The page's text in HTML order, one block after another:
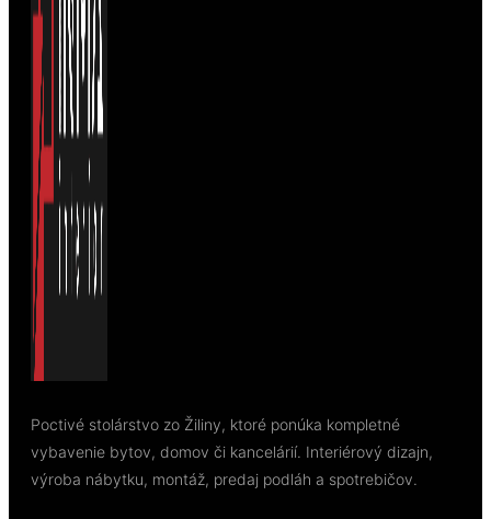
Poctivé stolárstvo zo Žiliny, ktoré ponúka kompletné
vybavenie bytov, domov či kancelárií. Interiérový dizajn,
výroba nábytku, montáž, predaj podláh a spotrebičov.